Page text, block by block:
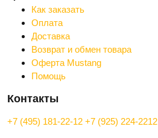
Как заказать
Оплата
Доставка
Возврат и обмен товара
Оферта Mustang
Помощь
Контакты
+7 (495) 181-22-12 +7 (925) 224-2212